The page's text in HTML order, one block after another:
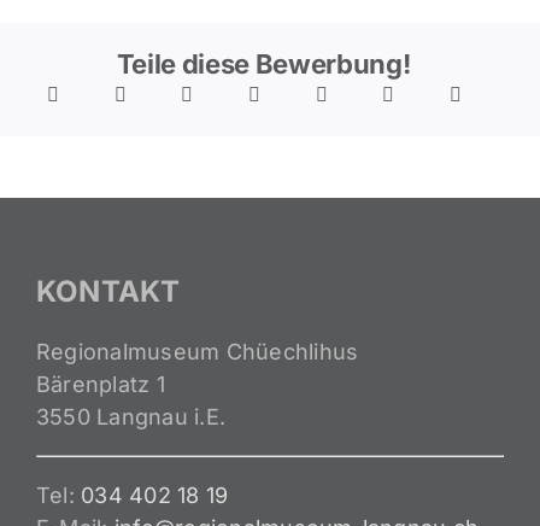
Teile diese Bewerbung!
KONTAKT
Regionalmuseum Chüechlihus
Bärenplatz 1
3550 Langnau i.E.
Tel: 034 402 18 19